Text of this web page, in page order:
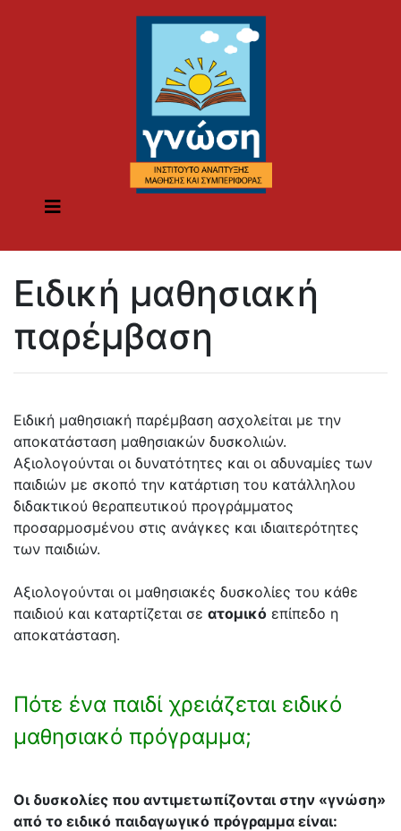
Ειδική μαθησιακή
παρέμβαση
Ειδική μαθησιακή παρέμβαση ασχολείται με την
αποκατάσταση μαθησιακών δυσκολιών.
Αξιολογούνται οι δυνατότητες και οι αδυναμίες των
παιδιών με σκοπό την κατάρτιση του κατάλληλου
διδακτικού θεραπευτικού προγράμματος
προσαρμοσμένου στις ανάγκες και ιδιαιτερότητες
των παιδιών.
Αξιολογούνται οι μαθησιακές δυσκολίες του κάθε
παιδιού και καταρτίζεται σε ατομικό επίπεδο η
αποκατάσταση.
Πότε ένα παιδί χρειάζεται ειδικό
μαθησιακό πρόγραμμα;
Οι δυσκολίες που αντιμετωπίζονται στην «γνώση»
από το ειδικό παιδαγωγικό πρόγραμμα είναι: